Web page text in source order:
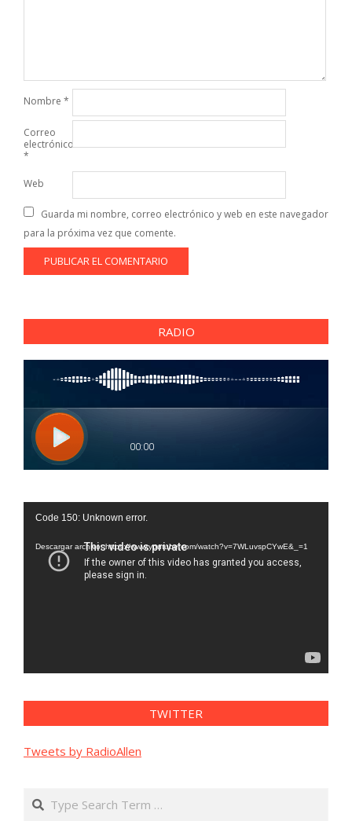
Nombre *
Correo
electrónico
*
Web
Guarda mi nombre, correo electrónico y web en este navegador
para la próxima vez que comente.
RADIO
Reproductor
vídeo
Code 150: Unknown error.
Descargar archivo: https://www.youtube.com/watch?v=7WLuvspCYwE&_=1
TWITTER
Tweets by RadioAllen
Search